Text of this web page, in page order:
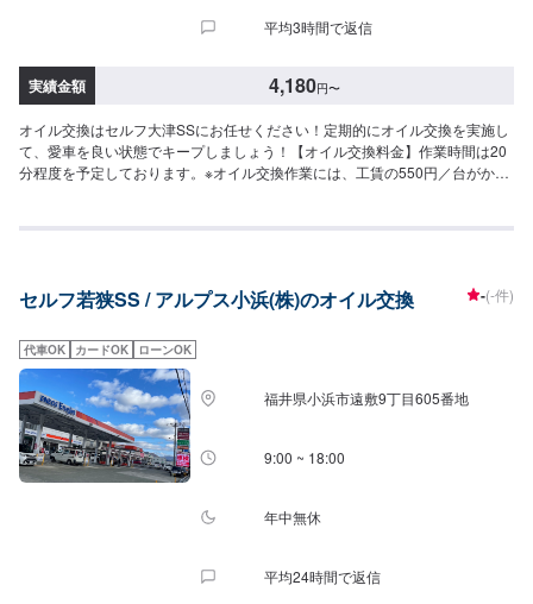
平均3時間で返信
実績金額 4,180円〜
オイル交換はセルフ大津SSにお任せください！定期的にオイル交換を実施し
て、愛車を良い状態でキープしましょう！【オイル交換料金】作業時間は20
分程度を予定しております。※オイル交換作業には、工賃の550円／台がかか
応／超省燃費）・0W-20▶︎1,870円（0W-20推奨車専用）<ガソリン車用>・
30▶︎1,590円（DPF装置ディーゼル乗用車）・10W-30▶︎1,370円（DPF装置
2,420円〜／台>>２サイクルオイル1,320円〜／台
セルフ若狭SS / アルプス小浜(株)のオイル交換 -(-件)
代車OK カードOK ローンOK
福井県小浜市遠敷9丁目605番地
9:00 ~ 18:00
年中無休
平均24時間で返信